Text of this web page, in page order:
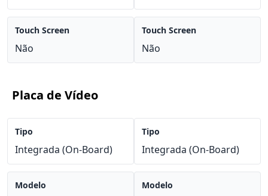
Touch Screen
Não
Touch Screen
Não
Placa de Vídeo
Tipo
Integrada (On-Board)
Modelo
Tipo
Integrada (On-Board)
Modelo